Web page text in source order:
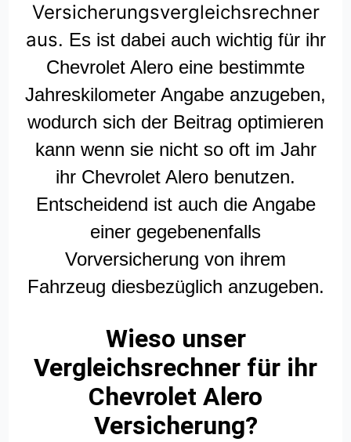
Versicherungsvergleichsrechner
aus. Es ist dabei auch wichtig für ihr
Chevrolet Alero eine bestimmte
Jahreskilometer Angabe anzugeben,
wodurch sich der Beitrag optimieren
kann wenn sie nicht so oft im Jahr
ihr Chevrolet Alero benutzen.
Entscheidend ist auch die Angabe
einer gegebenenfalls
Vorversicherung von ihrem
Fahrzeug diesbezüglich anzugeben.
Wieso unser
Vergleichsrechner für ihr
Chevrolet Alero
Versicherung?